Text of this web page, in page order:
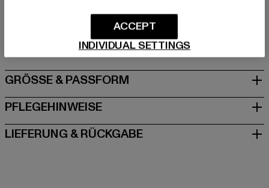
Dr.-Robert-Murjahn-Straße 7 | 64372 Ober-Ramstadt |
GRÖSSE & PASSFORM
PFLEGEHINWEISE
LIEFERUNG & RÜCKGABE
INDIVIDUAL SETTINGS
ACCEPT